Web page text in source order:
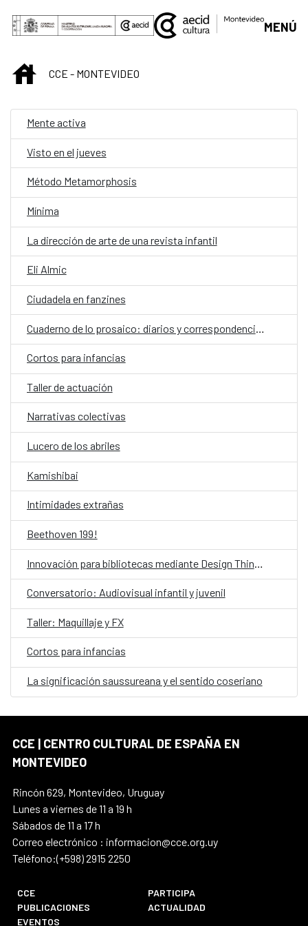
Saltar al contenido principal
MENÚ
INICIOCCE - MONTEVIDEO
Mente activa
Visto en el jueves
Método Metamorphosis
Mínima
La dirección de arte de una revista infantil
Eli Almic
Ciudadela en fanzines
Cortos para infancias
Taller de actuación
Narrativas colectivas
Lucero de los abriles
Kamishibai
Intimidades extrañas
Beethoven 199!
Conversatorio: Audiovisual infantil y juvenil
Taller: Maquillaje y FX
Cortos para infancias
La significación saussureana y el sentido coseriano
CCE | CENTRO CULTURAL DE ESPAÑA EN
MONTEVIDEO
Rincón 629, Montevideo, Uruguay
Lunes a viernes de 11 a 19 h
Sábados de 11 a 17 h
Correo electrónico : informacion@cce.org.uy
Teléfono:(+598) 2915 2250
CCE
PARTICIPA
PUBLICACIONES
ACTUALIDAD
EVENTOS